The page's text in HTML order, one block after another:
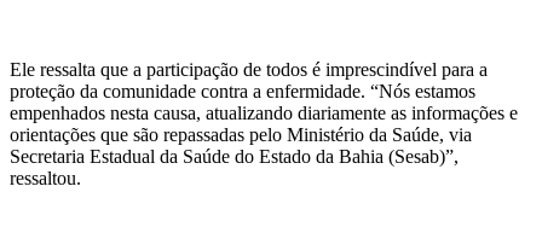
Ele ressalta que a participação de todos é imprescindível para a
proteção da comunidade contra a enfermidade. “Nós estamos
empenhados nesta causa, atualizando diariamente as informações e
orientações que são repassadas pelo Ministério da Saúde, via
Secretaria Estadual da Saúde do Estado da Bahia (Sesab)”,
ressaltou.